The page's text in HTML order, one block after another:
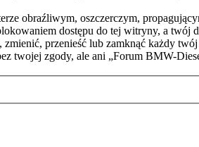
obraźliwym, oszczerczym,
dostępu do tej witryny, a
przenieść lub zamknąć każdy
twojej zgody, ale ani „Forum BMW-